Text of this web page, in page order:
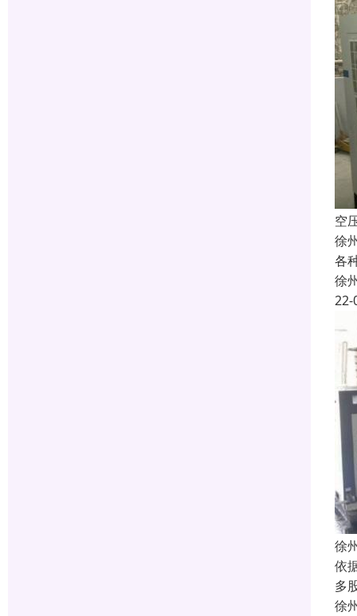
空
徐
各
徐
22-
徐
依
多
徐